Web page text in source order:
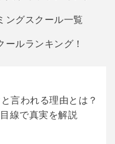
言われる理由とは？
線で真実を解説